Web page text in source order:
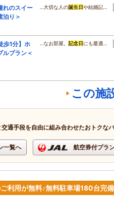
れのスイー
泊り＞
…大切な人の誕生日や結婚記…
歩1分】ホ
プラン＜
…なお部屋。 記念日 にも最適…
この施
交通手段を自由に組み合わせたおトクな
一覧へ 航空券付プラ
利用が無料♪無料駐車場180台完備